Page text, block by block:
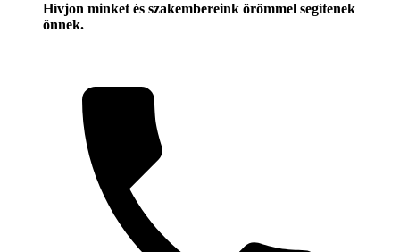
Hívjon minket és szakembereink örömmel segítenek
önnek.